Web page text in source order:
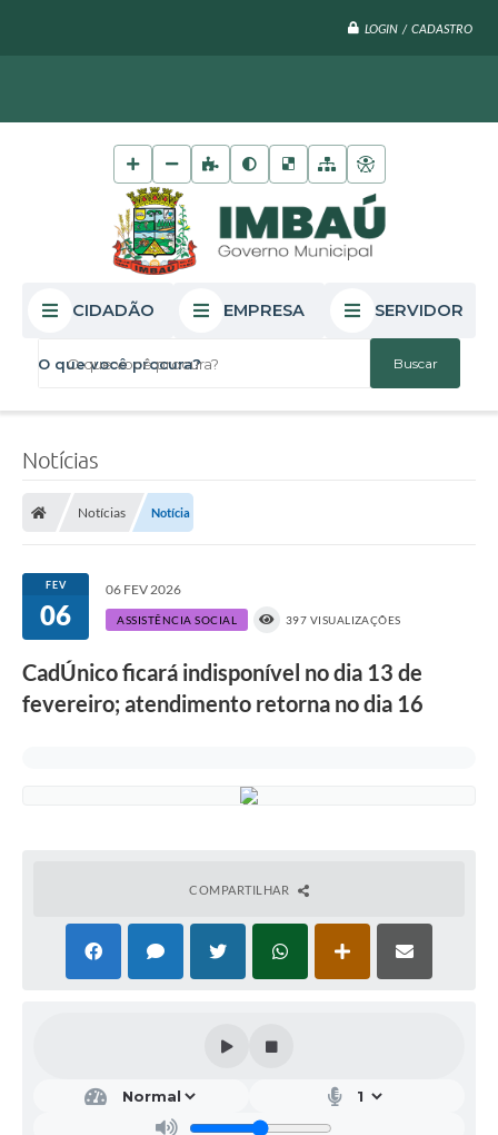
LOGIN / CADASTRO
O que você procura?
CIDADÃO EMPRESA SERVIDOR
Notícias
Notícias Notícia
FEV
06
06 FEV 2026
ASSISTÊNCIA SOCIAL 397 VISUALIZAÇÕES
CadÚnico ficará indisponível no dia 13 de
fevereiro; atendimento retorna no dia 16
COMPARTILHAR